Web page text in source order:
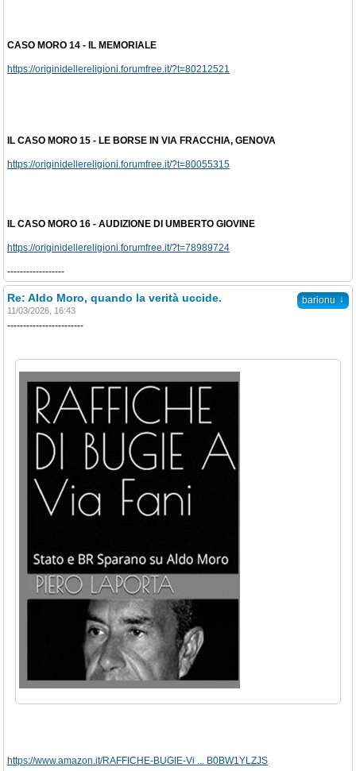
CASO MORO 14 - IL MEMORIALE
https://originidellereligioni.forumfree.it/?t=80212521
IL CASO MORO 15 - LE BORSE IN VIA FRACCHIA, GENOVA
https://originidellereligioni.forumfree.it/?t=80055315
IL CASO MORO 16 - AUDIZIONE DI UMBERTO GIOVINE
https://originidellereligioni.forumfree.it/?t=78989724
------------------
barionu ↓
Re: Aldo Moro, quando la verità uccide.
11/03/2026, 16:43
------------------------
https://www.amazon.it/RAFFICHE-BUGIE-Vi ... B0BW1YLZJS